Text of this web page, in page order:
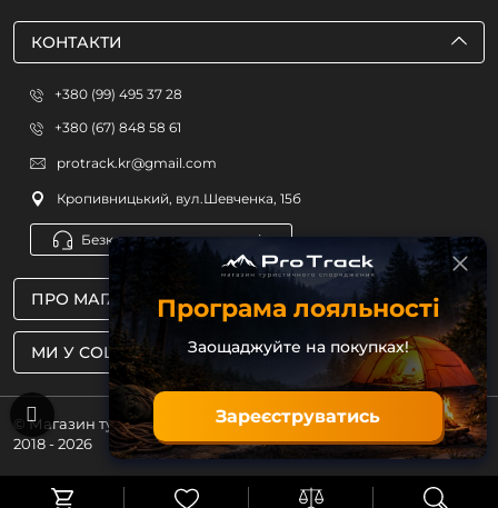
МИ У СОЦМЕРЕЖАХ
ПРО МАГАЗИН
КОНТАКТИ
+380 (99) 495 37 28
+380 (67) 848 58 61
protrack.kr@gmail.com
Кропивницький, вул.Шевченка, 15б
Безкоштовна консультація
© Магазин туристичного спорядження ProTrack
2018 - 2026
Програма лояльності
Заощаджуйте на покупках!
Зареєструватись